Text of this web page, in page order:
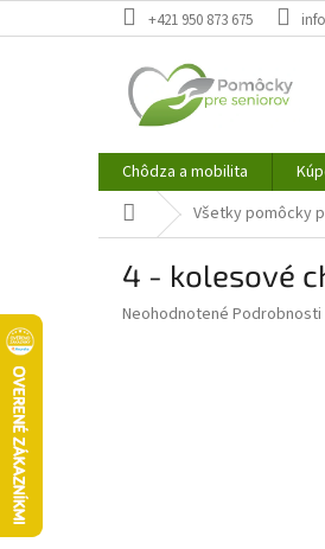
na
+421 950 873 675
Chôdza a mobilita
DomovVšetky pomôcky
4 - kolesové
Priemerné
Neohodnotené